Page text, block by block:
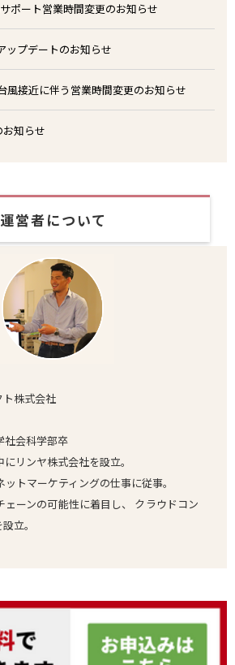
ポート営業時間変更のお知らせ
ップデートのお知らせ
風接近に伴う営業時間変更のお知らせ
お知らせ
運営者について
株式会社
会科学部卒
リンヤ株式会社を設立。
トマーケティングの仕事に従事。
ーンの可能性に着目し、 クラウドコン
立。